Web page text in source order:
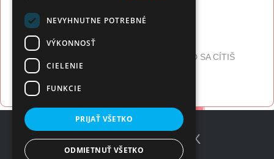
Popis firmy:
KEĎ VYZERÁŠ DOBRE, CÍTIŠ SA DOBRE. KEĎ SA CÍTIŠ
DOBRE, ROBÍŠ DOBRO.
NEVYHNUTNE POTREBNÉ
VÝKONNOSŤ
CIELENIE
FUNKCIE
PRIJAŤ VŠETKO
ODMIETNUŤ VŠETKO